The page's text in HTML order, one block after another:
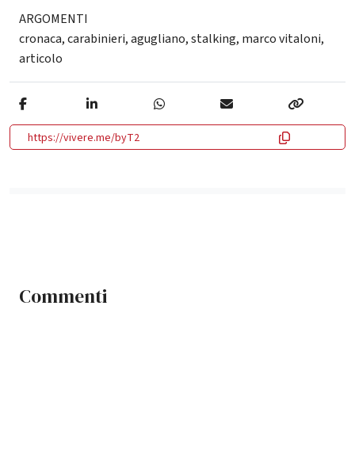
ARGOMENTI
cronaca,carabinieri,agugliano,stalking, marco vitaloni,
articolo
https://vivere.me/byT2
Commenti